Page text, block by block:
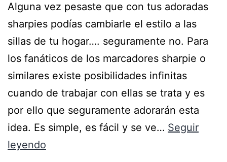
Alguna vez pesaste que con tus adoradas
sharpies podías cambiarle el estilo a las
sillas de tu hogar…. seguramente no. Para
los fanáticos de los marcadores sharpie o
similares existe posibilidades infinitas
cuando de trabajar con ellas se trata y es
por ello que seguramente adorarán esta
idea. Es simple, es fácil y se ve… Seguir
leyendo